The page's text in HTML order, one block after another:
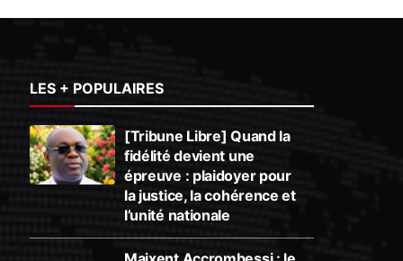
LES + POPULAIRES
[Tribune Libre] Quand la
fidélité devient une
épreuve : plaidoyer pour
la justice, la cohérence et
l’unité nationale